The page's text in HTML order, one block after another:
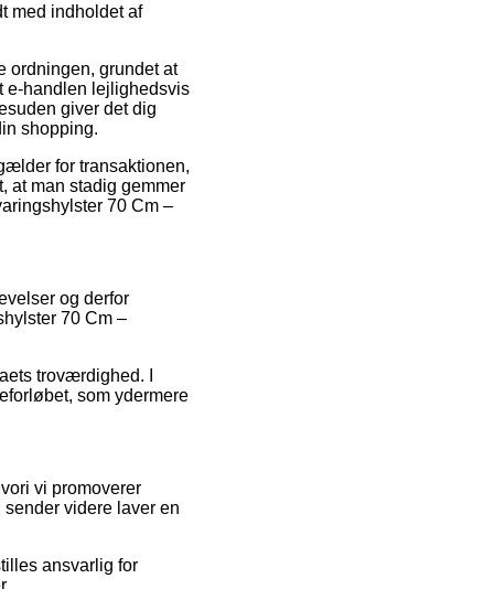
med indholdet af
ordningen, grundet at
e-handlen lejlighedsvis
giver det dig
shopping.
for transaktionen,
at man stadig gemmer
70 Cm –
og derfor
70 Cm –
troværdighed. I
som ydermere
vi promoverer
videre laver en
ansvarlig for